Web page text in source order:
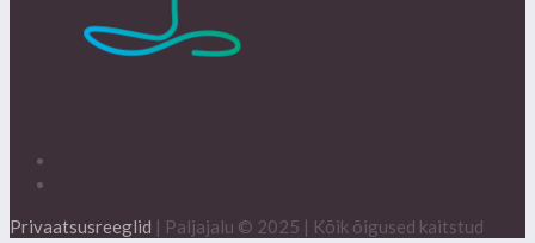
Privaatsusreeglid | Paljajalu © 2025 | Kõik õigused kaitstud